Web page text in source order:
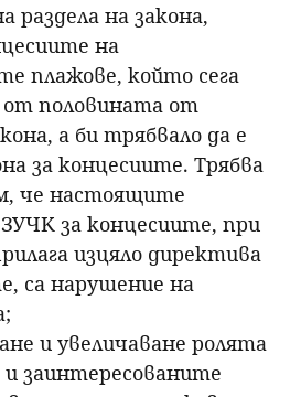
раздела на закона,
на
плажове, който сега
от половината от
а би трябвало да е
за концесиите. Трябва
че настоящите
за концесиите, при
изцяло директива
са нарушение на
и увеличаване ролята
заинтересованите